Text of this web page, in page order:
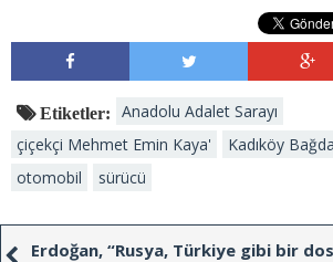
Etiketler:
Anadolu Adalet Sarayı
çiçekçi Mehmet Emin Kaya'
Kadıköy
otomobil
sürücü
Erdoğan, “Rusya, Türkiye gibi bir